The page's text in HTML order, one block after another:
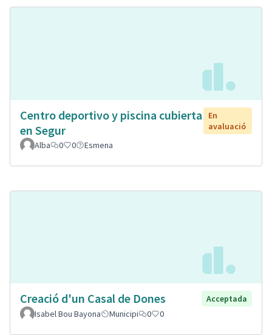
Centro deportivo y piscina cubierta
en Segur
En
avaluació
Alba
0 0 Esmena
Creació d'un Casal de Dones
Acceptada
Isabel Bou Bayona
Municipi 0 0